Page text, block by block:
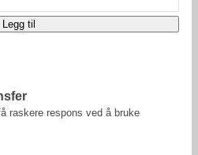
raskere respons ved å bruke